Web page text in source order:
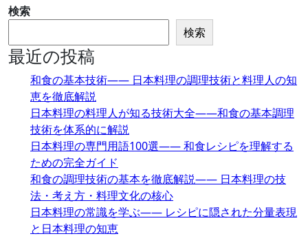
検索
検索
最近の投稿
和食の基本技術―― 日本料理の調理技術と料理人の知
恵を徹底解説
日本料理の料理人が知る技術大全――和食の基本調理
技術を体系的に解説
日本料理の専門用語100選―― 和食レシピを理解する
ための完全ガイド
和食の調理技術の基本を徹底解説―― 日本料理の技
法・考え方・料理文化の核心
日本料理の常識を学ぶ―― レシピに隠された分量表現
と日本料理の知恵